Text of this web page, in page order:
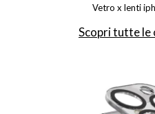
Vetro x lenti
Scopri tutte